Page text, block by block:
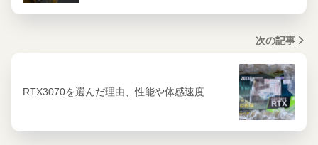
次の記事
RTX3070を選んだ理由、性能や体感速度